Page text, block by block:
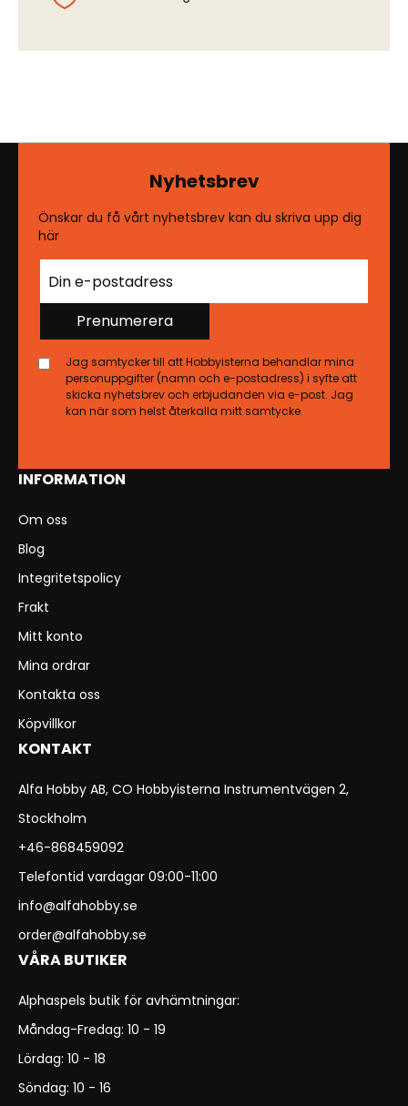
INFORMATION
Om oss
Blog
Integritetspolicy
Frakt
Mitt konto
Mina ordrar
Kontakta oss
Köpvillkor
KONTAKT
Alfa Hobby AB, CO Hobbyisterna Instrumentvägen 2,
Stockholm
+46-868459092
Telefontid vardagar 09:00-11:00
info@alfahobby.se
order@alfahobby.se
VÅRA BUTIKER
Alphaspels butik för avhämtningar:
Måndag-Fredag: 10 - 19
Lördag: 10 - 18
Söndag: 10 - 16
Nyhetsbrev
Önskar du få vårt nyhetsbrev kan du skriva upp dig
här
Prenumerera
Jag samtycker till att Hobbyisterna behandlar mina
personuppgifter (namn och e-postadress) i syfte att
skicka nyhetsbrev och erbjudanden via e-post. Jag
kan när som helst återkalla mitt samtycke.